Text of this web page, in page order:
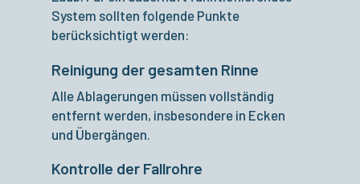
System sollten folgende Punkte
berücksichtigt werden:
Reinigung der gesamten Rinne
Alle Ablagerungen müssen vollständig
entfernt werden, insbesondere in Ecken
und Übergängen.
Kontrolle der Fallrohre